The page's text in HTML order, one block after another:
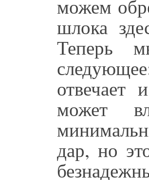
можем
шлока
Теперь
может
дар, но